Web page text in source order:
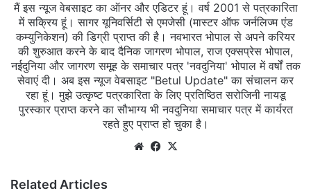
मैं इस न्यूज वेबसाइट का ऑनर और एडिटर हूं। वर्ष 2001 से पत्रकारिता
में सक्रिय हूं। सागर यूनिवर्सिटी से एमजेसी (मास्टर ऑफ जर्नलिज्म एंड
कम्युनिकेशन) की डिग्री प्राप्त की है। नवभारत भोपाल से अपने करियर
की शुरुआत करने के बाद दैनिक जागरण भोपाल, राज एक्सप्रेस भोपाल,
नईदुनिया और जागरण समूह के समाचार पत्र 'नवदुनिया' भोपाल में वर्षों तक
सेवाएं दी। अब इस न्यूज वेबसाइट "Betul Update" का संचालन कर
रहा हूं। मुझे उत्कृष्ट पत्रकारिता के लिए प्रतिष्ठित सरोजिनी नायडू
पुरस्कार प्राप्त करने का सौभाग्य भी नवदुनिया समाचार पत्र में कार्यरत
रहते हुए प्राप्त हो चुका है।
WebsiteFacebook
Related Articles